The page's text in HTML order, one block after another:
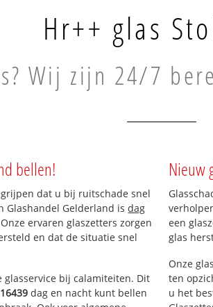
Hr++ glas
Wij zijn 24/7
bellen!
dat u bij ruitschade snel
Glashandel Gelderland isdag
ervaren glaszetters zorgen
en dat de situatie snel
bij calamiteiten. Dit
dag en nacht kunt bellen
Nieuw
een
glas
Onze
ten
u het